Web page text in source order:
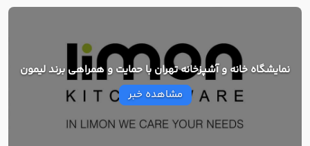
نمایشگاه خانه و آشپزخانه تهران با حمایت و همراهی برند لیمون
مشاهده خبر